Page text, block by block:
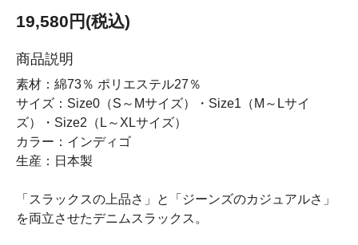
19,580円(税込)
商品説明
素材：綿73％ ポリエステル27％
サイズ：Size0（S～Mサイズ）・Size1（M～Lサイ
ズ）・Size2（L～XLサイズ）
カラー：インディゴ
生産：日本製
「スラックスの上品さ」と「ジーンズのカジュアルさ」
を両立させたデニムスラックス。